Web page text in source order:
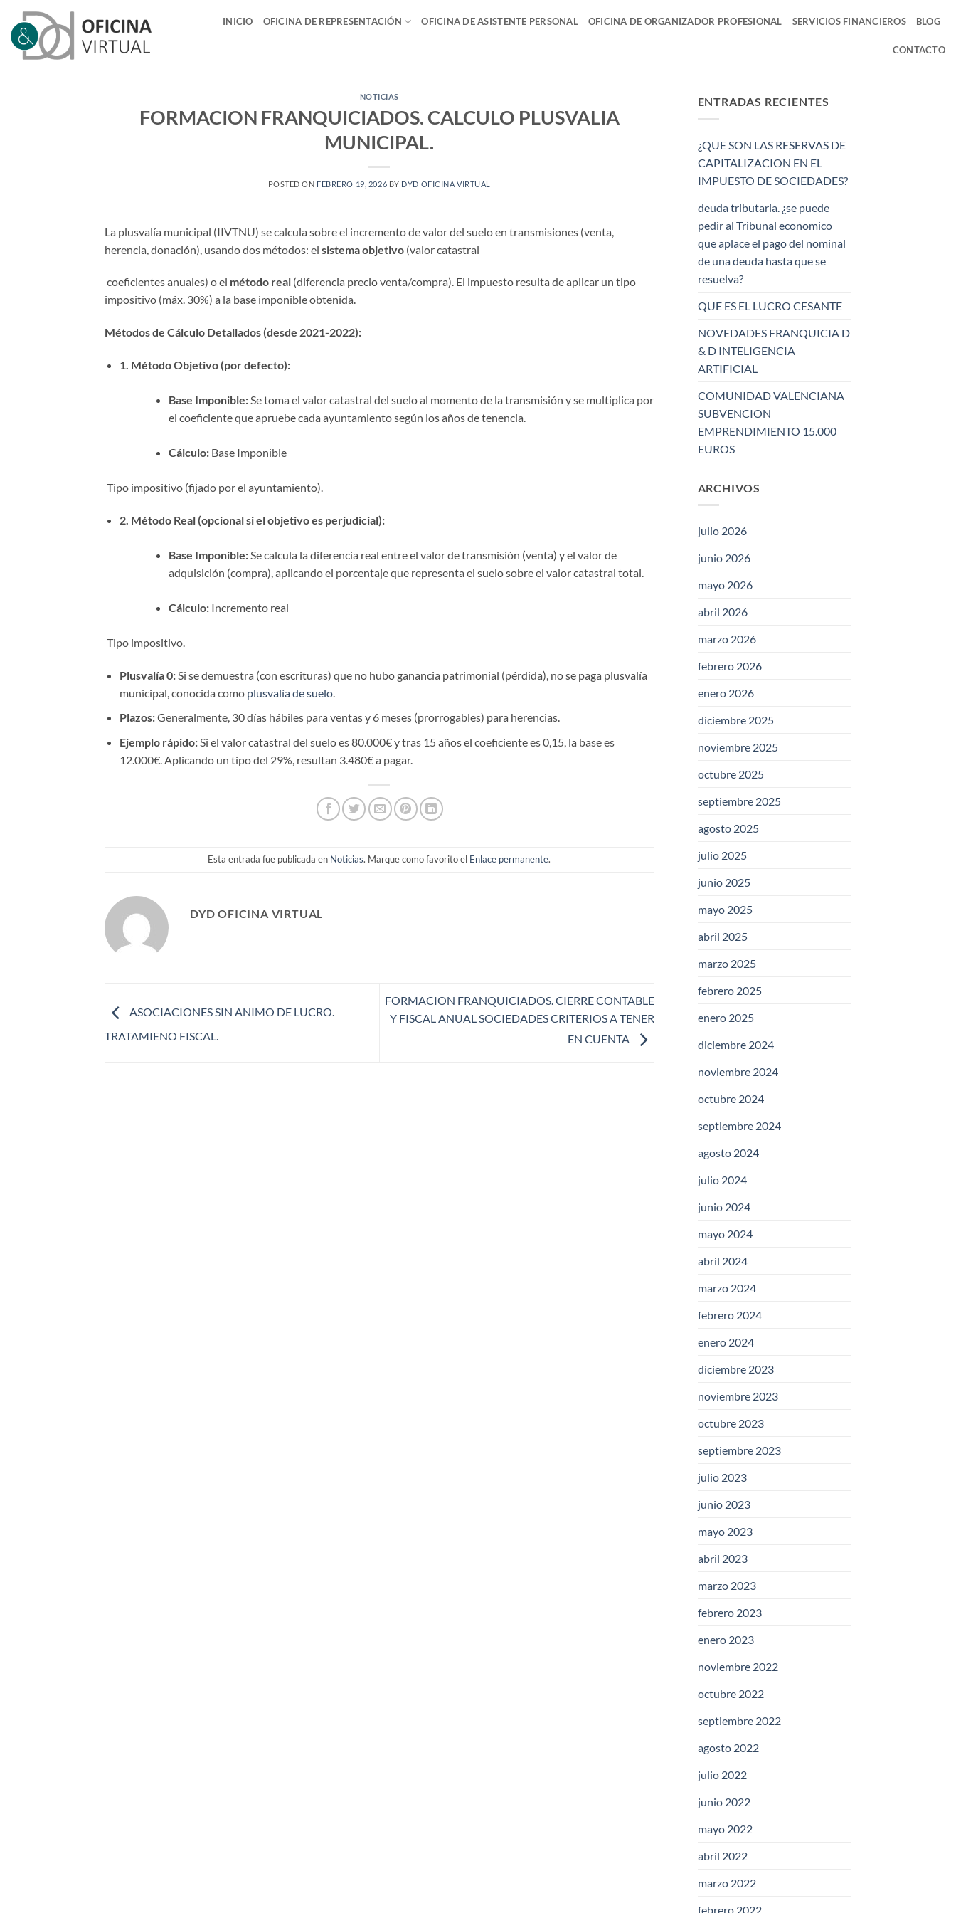
Saltar
contenido
INICIO OFICINA DE REPRESENTACIÓN OFICINA DE ASISTENTE PERSONAL OFICINA DE ORGANIZADOR PROFESIONAL SERVICIOS FINANCIEROS BLOG
CONTACTO
NOTICIAS
FORMACION FRANQUICIADOS. CALCULO PLUSVALIA
MUNICIPAL.
POSTED ON FEBRERO 19, 2026 BY DYD OFICINA VIRTUAL
La plusvalía municipal (IIVTNU) se calcula sobre el incremento de valor del suelo en transmisiones (venta,
herencia, donación), usando dos métodos: el sistema objetivo (valor catastral
coeficientes anuales) o el método real (diferencia precio venta/compra). El impuesto resulta de aplicar un tipo
impositivo (máx. 30%) a la base imponible obtenida.
Métodos de Cálculo Detallados (desde 2021-2022):
1. Método Objetivo (por defecto):
Base Imponible:Se toma el valor catastral del suelo al momento de la transmisión y se multiplica por
el coeficiente que apruebe cada ayuntamiento según los años de tenencia.
Cálculo:Base Imponible
Tipo impositivo (fijado por el ayuntamiento).
2. Método Real (opcional si el objetivo es perjudicial):
Base Imponible:Se calcula la diferencia real entre el valor de transmisión (venta) y el valor de
adquisición (compra), aplicando el porcentaje que representa el suelo sobre el valor catastral total.
Cálculo:Incremento real
Tipo impositivo.
Plusvalía 0:Si se demuestra (con escrituras) que no hubo ganancia patrimonial (pérdida), no se paga plusvalía
municipal, conocida como plusvalía de suelo.
Plazos:Generalmente, 30 días hábiles para ventas y 6 meses (prorrogables) para herencias.
Ejemplo rápido:Si el valor catastral del suelo es 80.000€ y tras 15 años el coeficiente es 0,15, la base es
12.000€. Aplicando un tipo del 29%, resultan 3.480€ a pagar.
Esta entrada fue publicada en Noticias. Marque como favorito el Enlace permanente.
DYD OFICINA VIRTUAL
ASOCIACIONES SIN ANIMO DE LUCRO.
TRATAMIENO FISCAL.
FORMACION FRANQUICIADOS. CIERRE CONTABLE
Y FISCAL ANUAL SOCIEDADES CRITERIOS A TENER
EN CUENTA
ENTRADAS RECIENTES
¿QUE SON LAS RESERVAS DE
CAPITALIZACION EN EL
IMPUESTO DE SOCIEDADES?
deuda tributaria. ¿se puede
pedir al Tribunal economico
que aplace el pago del nominal
de una deuda hasta que se
resuelva?
QUE ES EL LUCRO CESANTE
NOVEDADES FRANQUICIA D
& D INTELIGENCIA
ARTIFICIAL
COMUNIDAD VALENCIANA
SUBVENCION
EMPRENDIMIENTO 15.000
EUROS
ARCHIVOS
julio 2026
junio 2026
mayo 2026
abril 2026
marzo 2026
febrero 2026
enero 2026
diciembre 2025
noviembre 2025
octubre 2025
septiembre 2025
agosto 2025
julio 2025
junio 2025
mayo 2025
abril 2025
marzo 2025
febrero 2025
enero 2025
diciembre 2024
noviembre 2024
octubre 2024
septiembre 2024
agosto 2024
julio 2024
junio 2024
mayo 2024
abril 2024
marzo 2024
febrero 2024
enero 2024
diciembre 2023
noviembre 2023
octubre 2023
septiembre 2023
julio 2023
junio 2023
mayo 2023
abril 2023
marzo 2023
febrero 2023
enero 2023
noviembre 2022
octubre 2022
septiembre 2022
agosto 2022
julio 2022
junio 2022
mayo 2022
abril 2022
marzo 2022
febrero 2022